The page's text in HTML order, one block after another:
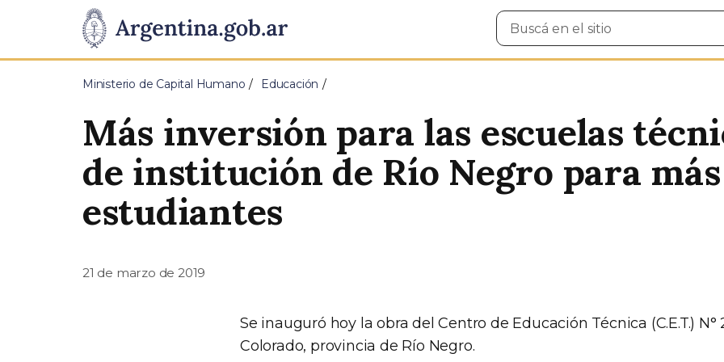
Presidencia
de
Pasar al contenido principal
Buscar
en
Ministerio de Capital Humano Educación
Más inversión para las escuelas
de institución de Río Negro para
estudiantes
21 de marzo de 2019
Se inauguró hoy la obra del Centro de Educación Técnica (C.E.T.) N°
Colorado, provincia de Río Negro.